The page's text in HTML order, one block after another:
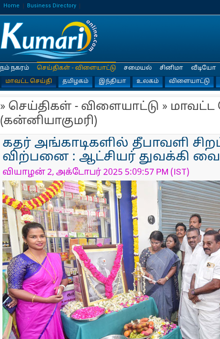
Home Business Directory
நம் நகரம்
செய்திகள் - விளையாட்டு
மாவட்ட செய்தி
தமிழகம் இந்தியா உலகம் விளையாட்டு
சமையல் சினிமா வீடியோ
» செய்திகள் - விளையாட்டு » மாவட்ட
(கன்னியாகுமரி)
கதர் அங்காடிகளில் தீபாவளி
விற்பனை : ஆட்சியர் துவக்கி
வியாழன் 2, அக்டோபர் 2025 5:09:57 PM (IST)